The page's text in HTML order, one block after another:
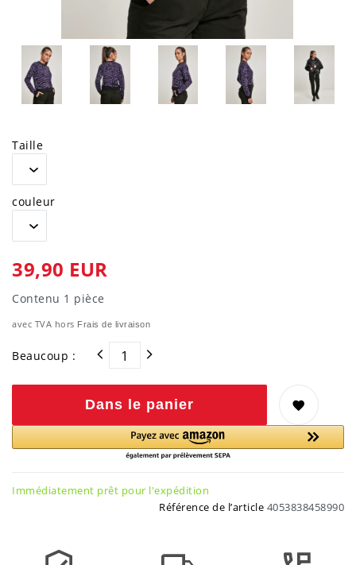
Taille
couleur
39,90 EUR
Contenu 1 pièce
avec TVA hors Frais de livraison
Beaucoup :
Dans le panier
Immédiatement prêt pour l'expédition
Référence de l’article 4053838458990